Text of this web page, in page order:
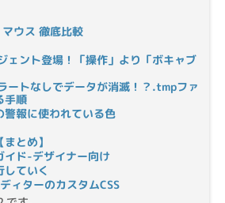
ウス 徹底比較
ント登場！「操作」より「ボキャブ
トなしでデータが消滅！？.tmpファ
手順
報に使われている色
とめ】
イド-デザイナー向け
ていく
ターのカスタムCSS